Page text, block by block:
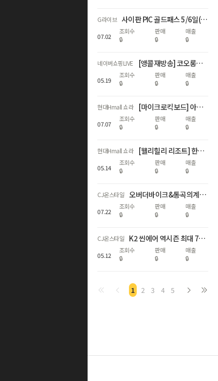
G라이브 사이판 PIC 골드패스 5/6일(객실UP+전일정호텔식)
07.02
조회수
🔒
판매
🔒
매출
🔒
네이버쇼핑LIVE [앵콜재방송] 코오롱스포츠 역시즌 안타티카 라이브
05.19
조회수
🔒
판매
🔒
매출
🔒
현대Hmall 쇼라 [마이크로킥보드] 아이들을 위한 최고의 선물🎁
07.07
조회수
🔒
판매
🔒
매출
🔒
현대Hmall 쇼라 [웰리힐리 리조트] 한시간 특별가
05.14
조회수
🔒
판매
🔒
매출
🔒
CJ온스타일 오버더바이크&통곡의계단 오직 방송에서만 역대급 할인가+사은품👀무이자18
07.22
조회수
🔒
판매
🔒
매출
🔒
CJ온스타일 K2 씬에어 역시즌 최대 72% 🔥구스 다운 10만원대
05.12
조회수
🔒
판매
🔒
매출
🔒
1 2 3 4 5